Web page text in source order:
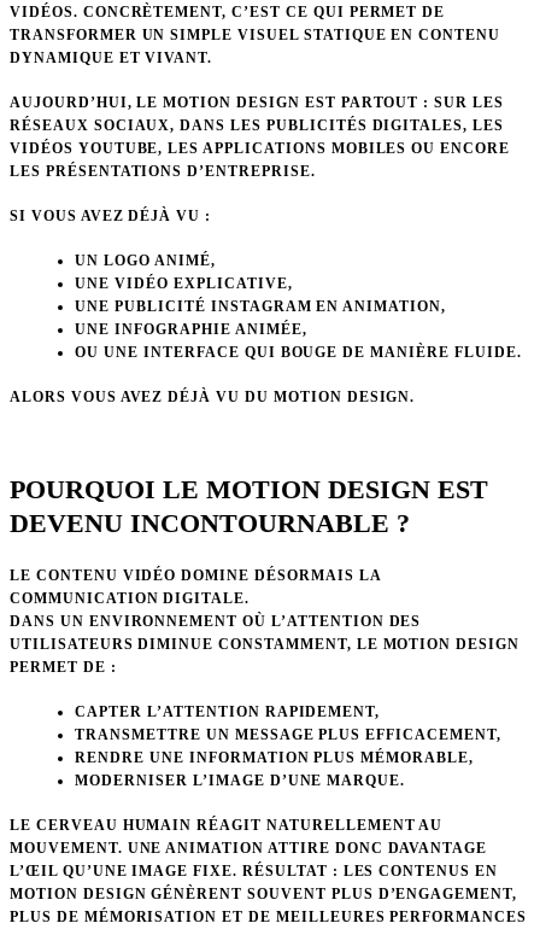
VIDÉOS. CONCRÈTEMENT, C’EST CE QUI PERMET DE
TRANSFORMER UN SIMPLE VISUEL STATIQUE EN CONTENU
DYNAMIQUE ET VIVANT.
AUJOURD’HUI, LE MOTION DESIGN EST PARTOUT : SUR LES
RÉSEAUX SOCIAUX, DANS LES PUBLICITÉS DIGITALES, LES
VIDÉOS YOUTUBE, LES APPLICATIONS MOBILES OU ENCORE
LES PRÉSENTATIONS D’ENTREPRISE.
SI VOUS AVEZ DÉJÀ VU :
UN LOGO ANIMÉ,
UNE VIDÉO EXPLICATIVE,
UNE PUBLICITÉ INSTAGRAM EN ANIMATION,
UNE INFOGRAPHIE ANIMÉE,
OU UNE INTERFACE QUI BOUGE DE MANIÈRE FLUIDE.
ALORS VOUS AVEZ DÉJÀ VU DU MOTION DESIGN.
POURQUOI LE MOTION DESIGN EST
DEVENU INCONTOURNABLE ?
LE CONTENU VIDÉO DOMINE DÉSORMAIS LA
COMMUNICATION DIGITALE.
DANS UN ENVIRONNEMENT OÙ L’ATTENTION DES
UTILISATEURS DIMINUE CONSTAMMENT, LE MOTION DESIGN
PERMET DE :
CAPTER L’ATTENTION RAPIDEMENT,
TRANSMETTRE UN MESSAGE PLUS EFFICACEMENT,
RENDRE UNE INFORMATION PLUS MÉMORABLE,
MODERNISER L’IMAGE D’UNE MARQUE.
LE CERVEAU HUMAIN RÉAGIT NATURELLEMENT AU
MOUVEMENT. UNE ANIMATION ATTIRE DONC DAVANTAGE
L’ŒIL QU’UNE IMAGE FIXE.RÉSULTAT : LES CONTENUS EN
MOTION DESIGN GÉNÈRENT SOUVENT PLUS D’ENGAGEMENT,
PLUS DE MÉMORISATION ET DE MEILLEURES PERFORMANCES